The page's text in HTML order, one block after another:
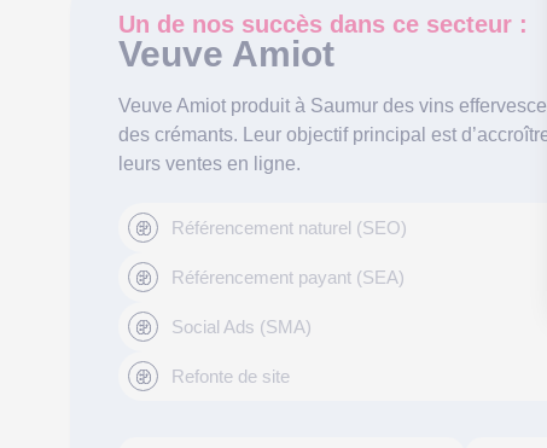
Un de nos succès dans ce secteur :
Veuve Amiot
Veuve Amiot produit à Saumur des vins
des crémants. Leur objectif principal est
leurs ventes en ligne.
Référencement naturel (SEO)
Référencement payant (SEA)
Social Ads (SMA)
Refonte de site